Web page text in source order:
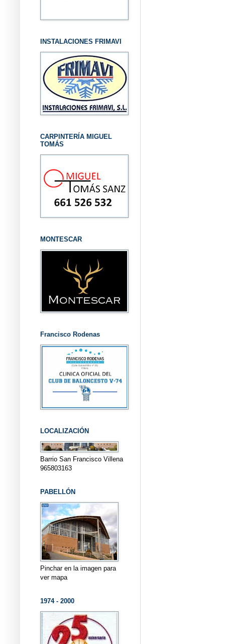
INSTALACIONES FRIMAVI
CARPINTERÍA MIGUEL
TOMÁS
MONTESCAR
Francisco Rodenas
LOCALIZACIÓN
Barrio San Francisco Villena
965803163
PABELLÓN
Pinchar en la imagen para
ver mapa
1974 - 2000